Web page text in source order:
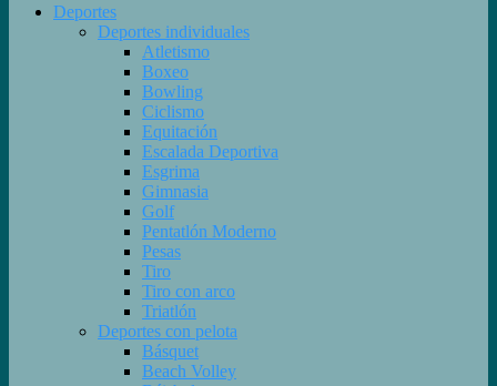
Deportes
Deportes individuales
Atletismo
Boxeo
Bowling
Ciclismo
Equitación
Escalada Deportiva
Esgrima
Gimnasia
Golf
Pentatlón Moderno
Pesas
Tiro
Tiro con arco
Triatlón
Deportes con pelota
Básquet
Beach Volley